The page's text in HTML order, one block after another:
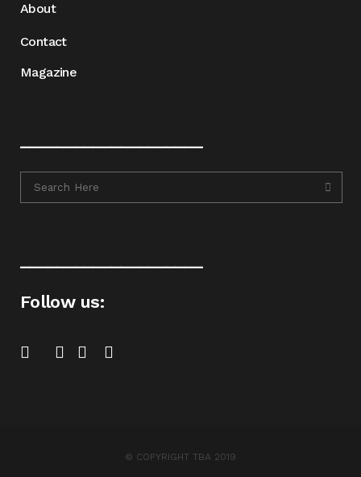
About
Contact
Magazine
Follow us:
© COPYRIGHT TBA 2019